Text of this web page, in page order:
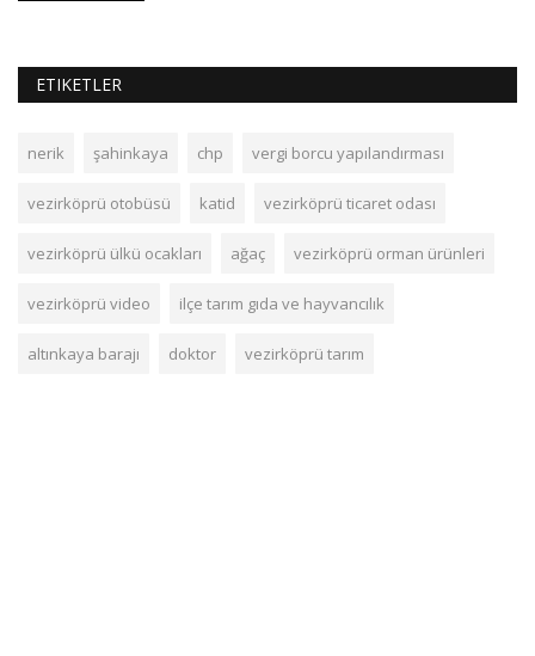
ETIKETLER
nerik şahinkaya chp vergi borcu yapılandırması
vezirköprü otobüsü katid vezirköprü ticaret odası
vezirköprü ülkü ocakları ağaç vezirköprü orman ürünleri
vezirköprü video ilçe tarım gıda ve hayvancılık
altınkaya barajı doktor vezirköprü tarım